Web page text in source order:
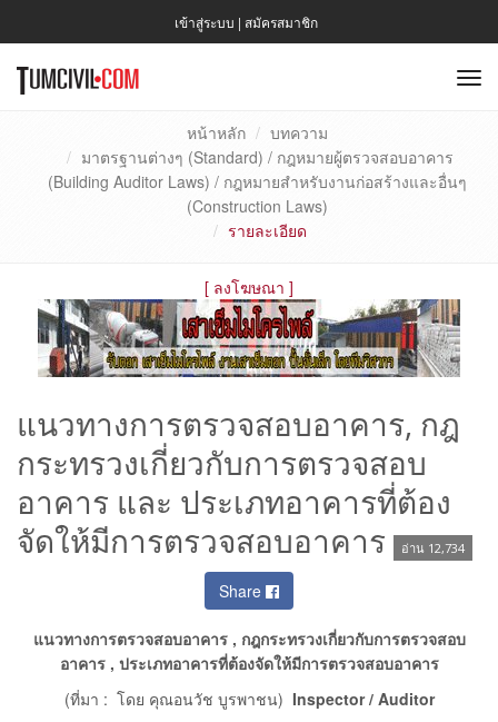
เข้าสู่ระบบ | สมัครสมาชิก
หน้าหลัก
บทความ
มาตรฐานต่างๆ (Standard) / กฎหมายผู้ตรวจสอบอาคาร
(Building Auditor Laws) / กฎหมายสำหรับงานก่อสร้างและอื่นๆ
(Construction Laws)
รายละเอียด
[ ลงโฆษณา ]
แนวทางการตรวจสอบอาคาร, กฎ
กระทรวงเกี่ยวกับการตรวจสอบ
อาคาร และ ประเภทอาคารที่ต้อง
จัดให้มีการตรวจสอบอาคาร
อ่าน 12,734
Share
แนวทางการตรวจสอบอาคาร , กฎกระทรวงเกี่ยวกับการตรวจสอบ
อาคาร , ประเภทอาคารที่ต้องจัดให้มีการตรวจสอบอาคาร
(ที่มา : โดย คุณอนวัช บูรพาชน) Inspector / Auditor